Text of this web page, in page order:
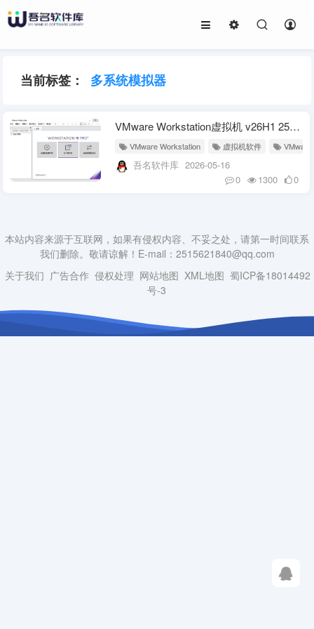
当前标签： 多系统模拟器
VMware Workstation虚拟机 v26H1 25388281 中文精简版
VMware Workstation 虚拟机软件
吾名软件库 2026-05-16
0
1300 0
本站内容来源于互联网，如果有侵权内容、不妥之处，请第一时间联系
我们删除。敬请谅解！E-mail：2515621840@qq.com
关于我们 广告合作 侵权处理 网站地图 XML地图 蜀ICP备18014492
号-3